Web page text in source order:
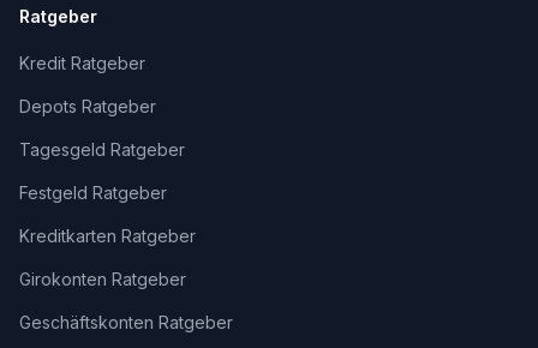
Ratgeber
Kredit Ratgeber
Depots Ratgeber
Tagesgeld Ratgeber
Festgeld Ratgeber
Kreditkarten Ratgeber
Girokonten Ratgeber
Geschäftskonten Ratgeber